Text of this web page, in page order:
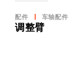
配件 车轴配件
调整臂